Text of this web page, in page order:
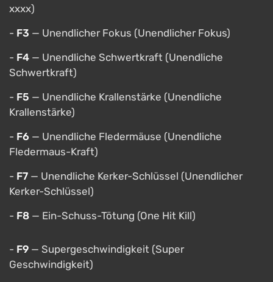
xxxx)
- F3 — Unendlicher Fokus (Unendlicher Fokus)
- F4 — Unendliche Schwertkraft (Unendliche
Schwertkraft)
- F5 — Unendliche Krallenstärke (Unendliche
Krallenstärke)
- F6 — Unendliche Fledermäuse (Unendliche
Fledermaus-Kraft)
- F7 — Unendliche Kerker-Schlüssel (Unendlicher
Kerker-Schlüssel)
- F8 — Ein-Schuss-Tötung (One Hit Kill)
- F9 — Supergeschwindigkeit (Super
Geschwindigkeit)